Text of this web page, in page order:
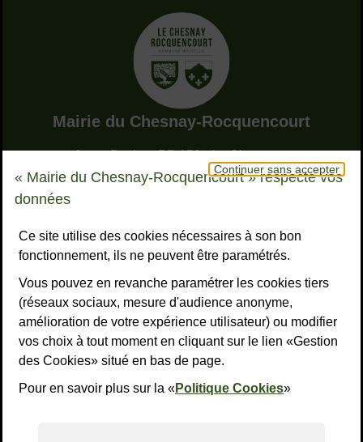
Continuer sans accepter
« Mairie du Chesnay-Rocquencourt » respecte vos
données
Ce site utilise des cookies nécessaires à son bon
fonctionnement, ils ne peuvent être paramétrés.
Vous pouvez en revanche paramétrer les cookies tiers
(réseaux sociaux, mesure d'audience anonyme,
amélioration de votre expérience utilisateur) ou modifier
vos choix à tout moment en cliquant sur le lien «Gestion
des Cookies» situé en bas de page.
Pour en savoir plus sur la «Politique Cookies»
Adresse dans le pied de page
Mairie du Chesnay-Rocquencourt
78155 Le Chesnay-Rocquencourt cedex
NOUS CONTACTER
S’ABONNER À LA LETTRE D’INFO
Liens réseaux sociaux
Facebook
Instagram
YouTube
Liens bas de page
Mentions légalesAccessibilité : non conforme
Politiques de confidentialitéGestion des cookies